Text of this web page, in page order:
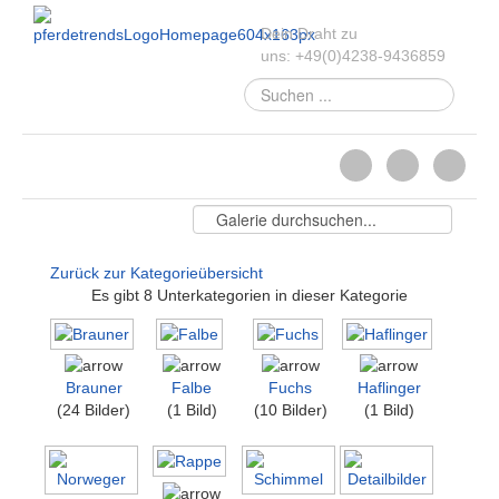
Dein Draht zu
uns: +49(0)4238-9436859
Suchen
...
Zurück zur Kategorieübersicht
Es gibt 8 Unterkategorien in dieser Kategorie
Brauner
(24 Bilder)
Falbe
(1 Bild)
Fuchs
(10 Bilder)
Haflinger
(1 Bild)